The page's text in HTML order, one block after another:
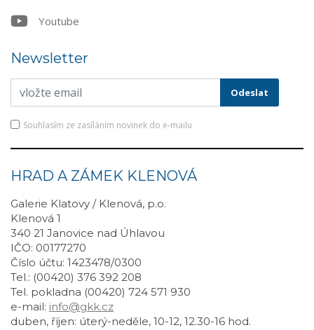
Youtube
Newsletter
Souhlasím ze zasíláním novinek do e-mailu
HRAD A ZÁMEK KLENOVÁ
Galerie Klatovy / Klenová, p.o.
Klenová 1
340 21 Janovice nad Úhlavou
IČO: 00177270
Číslo účtu: 1423478/0300
Tel.: (00420) 376 392 208
Tel. pokladna (00420) 724 571 930
e-mail: info@gkk.cz
duben, říjen: úterý-neděle, 10-12, 12.30-16 hod.